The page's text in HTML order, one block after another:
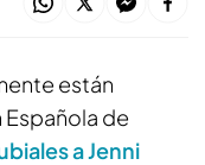
están
Española de
a Jenni